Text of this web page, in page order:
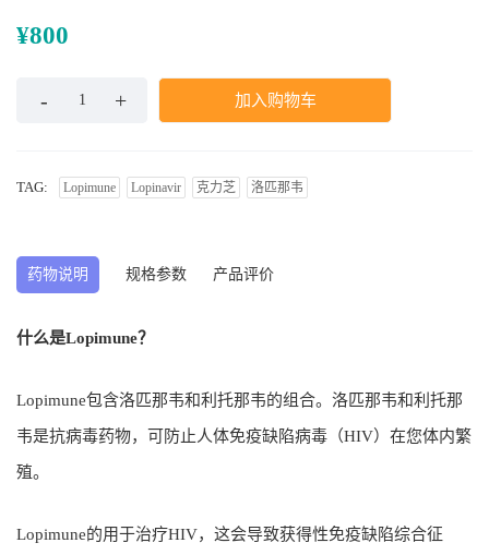
¥800
加入购物车
TAG: Lopimune Lopinavir 克力芝 洛匹那韦
药物说明 规格参数 产品评价
什么是Lopimune？
Lopimune包含洛匹那韦和利托那韦的组合。洛匹那韦和利托那
韦是抗病毒药物，可防止人体免疫缺陷病毒（HIV）在您体内繁
殖。
Lopimune的用于治疗HIV，这会导致获得性免疫缺陷综合征